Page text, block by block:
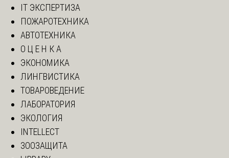
IT ЭКСПЕРТИЗА
ПОЖАРОТЕХНИКА
АВТОТЕХНИКА
О Ц Е Н К А
ЭКОНОМИКА
ЛИНГВИСТИКА
ТОВАРОВЕДЕНИЕ
ЛАБОРАТОРИЯ
ЭКОЛОГИЯ
INTELLECT
ЗООЗАЩИТА